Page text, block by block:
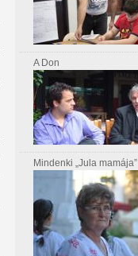
A Don
Mindenki „Jula mamája”